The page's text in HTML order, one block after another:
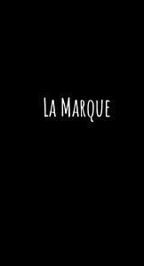
La Marque